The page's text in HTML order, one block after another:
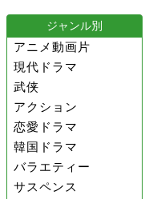
ジャンル別
アニメ動画片
現代ドラマ
武侠
アクション
恋愛ドラマ
韓国ドラマ
バラエティー
サスペンス